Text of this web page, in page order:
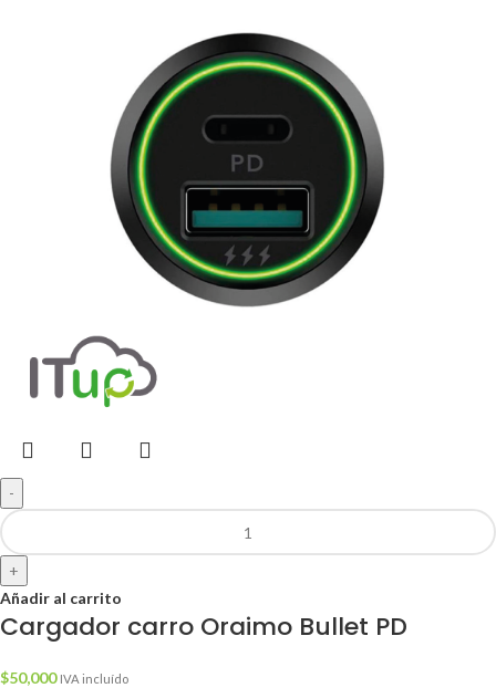
-
+
Añadir al carrito
Cargador carro Oraimo Bullet PD
$50,000 IVA incluído